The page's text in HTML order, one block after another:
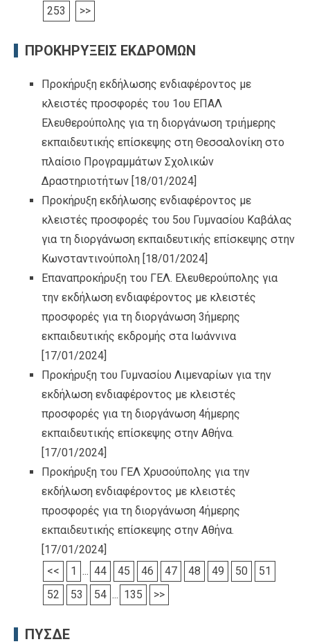
253 >>
ΠΡΟΚΗΡΥΞΕΙΣ ΕΚΔΡΟΜΩΝ
Προκήρυξη εκδήλωσης ενδιαφέροντος με
κλειστές προσφορές του 1ου ΕΠΑΛ
Ελευθερούπολης για τη διοργάνωση τριήμερης
εκπαιδευτικής επίσκεψης στη Θεσσαλονίκη στο
πλαίσιο Προγραμμάτων Σχολικών
Δραστηριοτήτων [18/01/2024]
Προκήρυξη εκδήλωσης ενδιαφέροντος με
κλειστές προσφορές του 5ου Γυμνασίου Καβάλας
για τη διοργάνωση εκπαιδευτικής επίσκεψης στην
Κωνσταντινούπολη [18/01/2024]
Επαναπροκήρυξη του ΓΕΛ. Ελευθερούπολης για
την εκδήλωση ενδιαφέροντος με κλειστές
προσφορές για τη διοργάνωση 3ήμερης
εκπαιδευτικής εκδρομής στα Ιωάννινα
[17/01/2024]
Προκήρυξη του Γυμνασίου Λιμεναρίων για την
εκδήλωση ενδιαφέροντος με κλειστές
προσφορές για τη διοργάνωση 4ήμερης
εκπαιδευτικής επίσκεψης στην Αθήνα.
[17/01/2024]
Προκήρυξη του ΓΕΛ Χρυσούπολης για την
εκδήλωση ενδιαφέροντος με κλειστές
προσφορές για τη διοργάνωση 4ήμερης
εκπαιδευτικής επίσκεψης στην Αθήνα.
[17/01/2024]
<<
1 ... 44 45 46 47 48 49 50
51
52
53 54 ... 135 >>
ΠΥΣΔΕ